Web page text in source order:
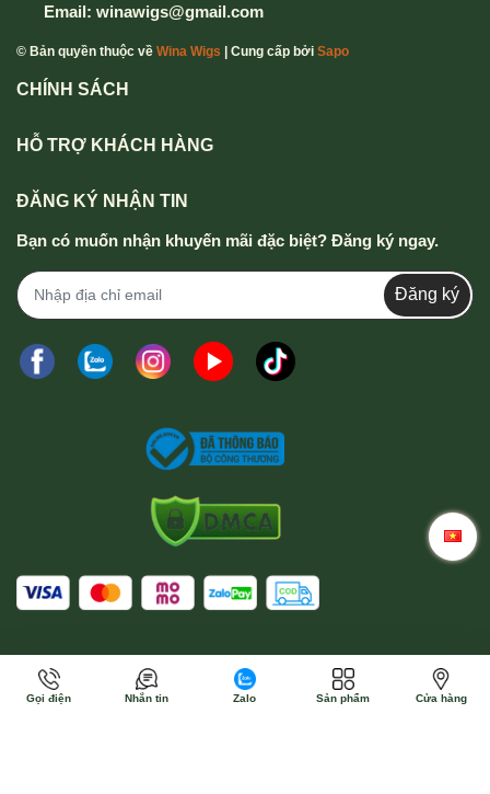
Email: winawigs@gmail.com
© Bản quyền thuộc về Wina Wigs | Cung cấp bởi Sapo
CHÍNH SÁCH
HỖ TRỢ KHÁCH HÀNG
ĐĂNG KÝ NHẬN TIN
Bạn có muốn nhận khuyến mãi đặc biệt? Đăng ký ngay.
Đăng ký
Gọi điện Nhắn tin Zalo Sản phẩm Cửa hàng